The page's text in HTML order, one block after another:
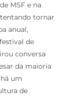
tornar
anual,
de
conversa
da maioria
um
de
já se